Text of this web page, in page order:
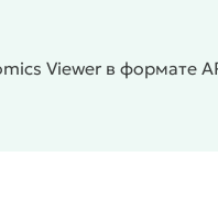
Viewer в формате